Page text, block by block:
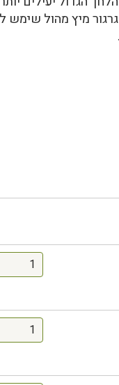
גרגור מיץ מהול שימש